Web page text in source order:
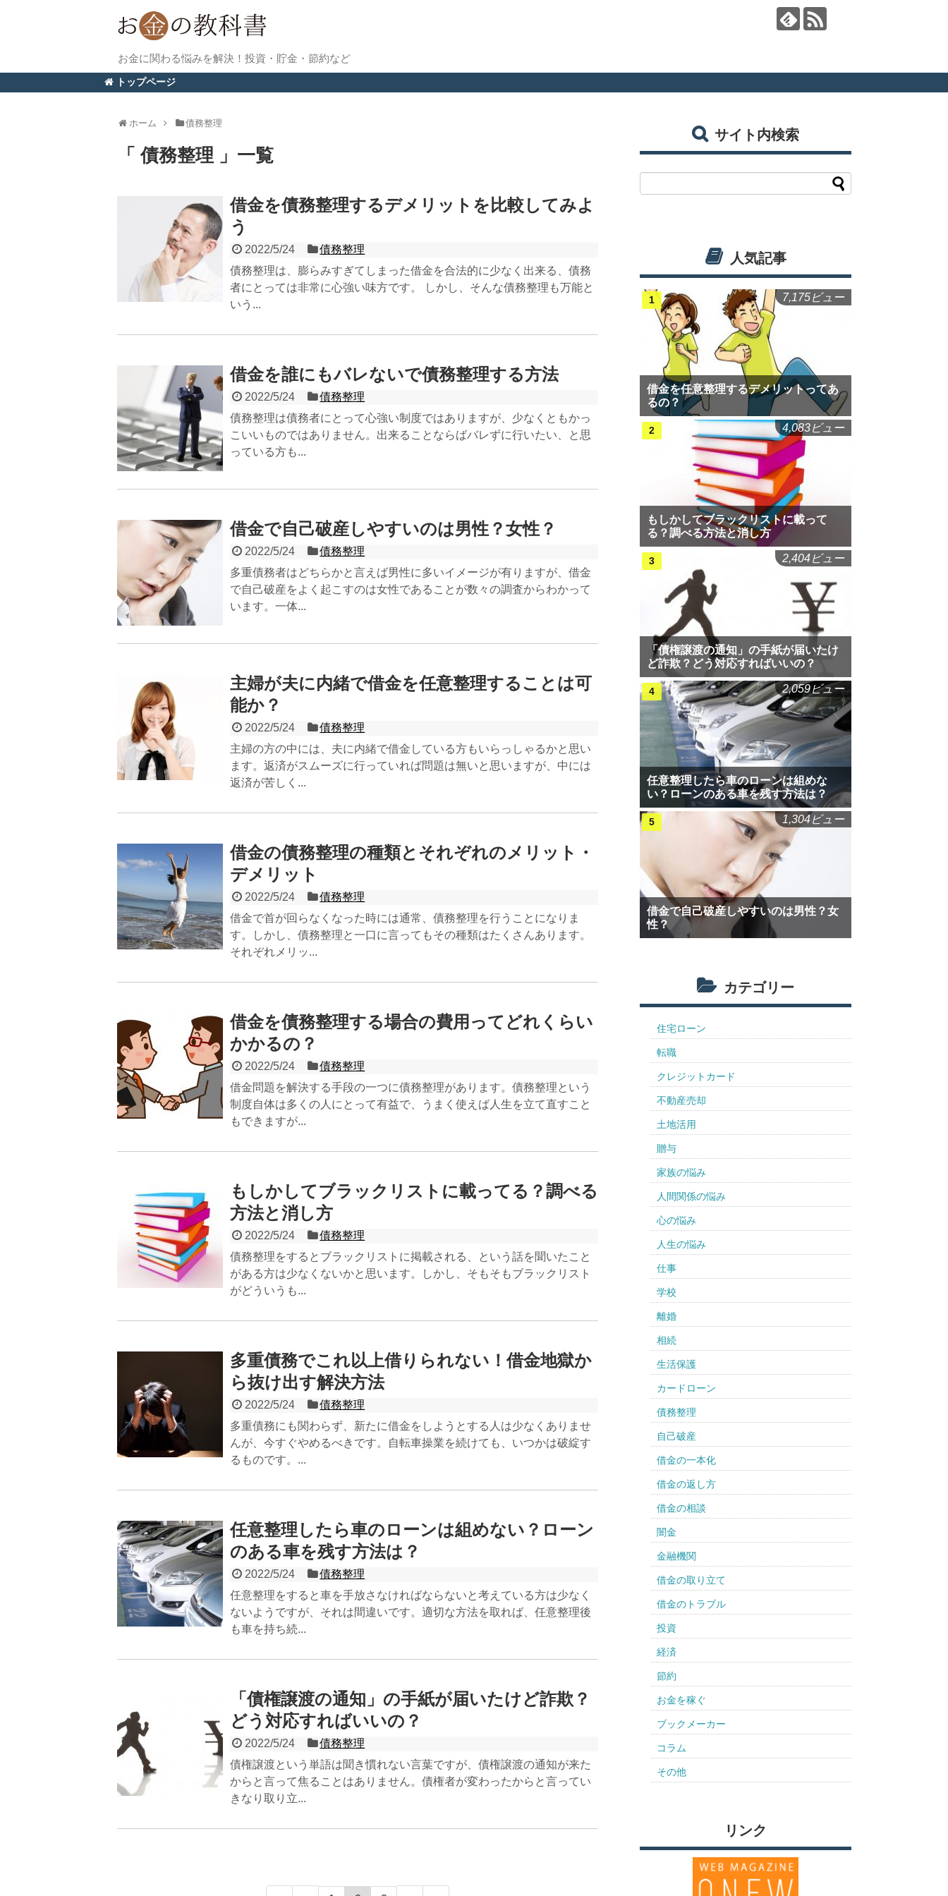
お金に関わる悩みを解決！投資・貯金・節約など
トップページ
ホーム 債務整理
「 債務整理 」一覧
借金を債務整理するデメリットを比較してみよ
う
2022/5/24
債務整理
債務整理は、膨らみすぎてしまった借金を合法的に少なく出来る、債務
者にとっては非常に心強い味方です。 しかし、そんな債務整理も万能と
いう...
借金を誰にもバレないで債務整理する方法
2022/5/24
債務整理
債務整理は債務者にとって心強い制度ではありますが、少なくともかっ
こいいものではありません。出来ることならばバレずに行いたい、と思
っている方も...
借金で自己破産しやすいのは男性？女性？
2022/5/24
債務整理
多重債務者はどちらかと言えば男性に多いイメージが有りますが、借金
で自己破産をよく起こすのは女性であることが数々の調査からわかって
います。一体...
主婦が夫に内緒で借金を任意整理することは可
能か？
2022/5/24
債務整理
主婦の方の中には、夫に内緒で借金している方もいらっしゃるかと思い
ます。返済がスムーズに行っていれば問題は無いと思いますが、中には
返済が苦しく...
借金の債務整理の種類とそれぞれのメリット・
デメリット
2022/5/24
債務整理
借金で首が回らなくなった時には通常、債務整理を行うことになりま
す。しかし、債務整理と一口に言ってもその種類はたくさんあります。
それぞれメリッ...
借金を債務整理する場合の費用ってどれくらい
かかるの？
2022/5/24
債務整理
借金問題を解決する手段の一つに債務整理があります。債務整理という
制度自体は多くの人にとって有益で、うまく使えば人生を立て直すこと
もできますが...
もしかしてブラックリストに載ってる？調べる
方法と消し方
2022/5/24
債務整理
債務整理をするとブラックリストに掲載される、という話を聞いたこと
がある方は少なくないかと思います。しかし、そもそもブラックリスト
がどういうも...
多重債務でこれ以上借りられない！借金地獄か
ら抜け出す解決方法
2022/5/24
債務整理
多重債務にも関わらず、新たに借金をしようとする人は少なくありませ
んが、今すぐやめるべきです。自転車操業を続けても、いつかは破綻す
るものです。...
任意整理したら車のローンは組めない？ローン
のある車を残す方法は？
2022/5/24
債務整理
任意整理をすると車を手放さなければならないと考えている方は少なく
ないようですが、それは間違いです。適切な方法を取れば、任意整理後
も車を持ち続...
「債権譲渡の通知」の手紙が届いたけど詐欺？
どう対応すればいいの？
2022/5/24
債務整理
債権譲渡という単語は聞き慣れない言葉ですが、債権譲渡の通知が来た
からと言って焦ることはありません。債権者が変わったからと言ってい
きなり取り立...
サイト内検索
人気記事
借金を任意整理するデメリットってあ
るの？
7,175ビュー
もしかしてブラックリストに載って
る？調べる方法と消し方
4,083ビュー
「債権譲渡の通知」の手紙が届いたけ
ど詐欺？どう対応すればいいの？
2,404ビュー
任意整理したら車のローンは組めな
い？ローンのある車を残す方法は？
2,059ビュー
借金で自己破産しやすいのは男性？女
性？
1,304ビュー
カテゴリー
住宅ローン
転職
クレジットカード
不動産売却
土地活用
贈与
家族の悩み
人間関係の悩み
心の悩み
人生の悩み
仕事
学校
離婚
相続
生活保護
カードローン
債務整理
自己破産
借金の一本化
借金の返し方
借金の相談
闇金
金融機関
借金の取り立て
借金のトラブル
投資
経済
節約
お金を稼ぐ
ブックメーカー
コラム
その他
リンク